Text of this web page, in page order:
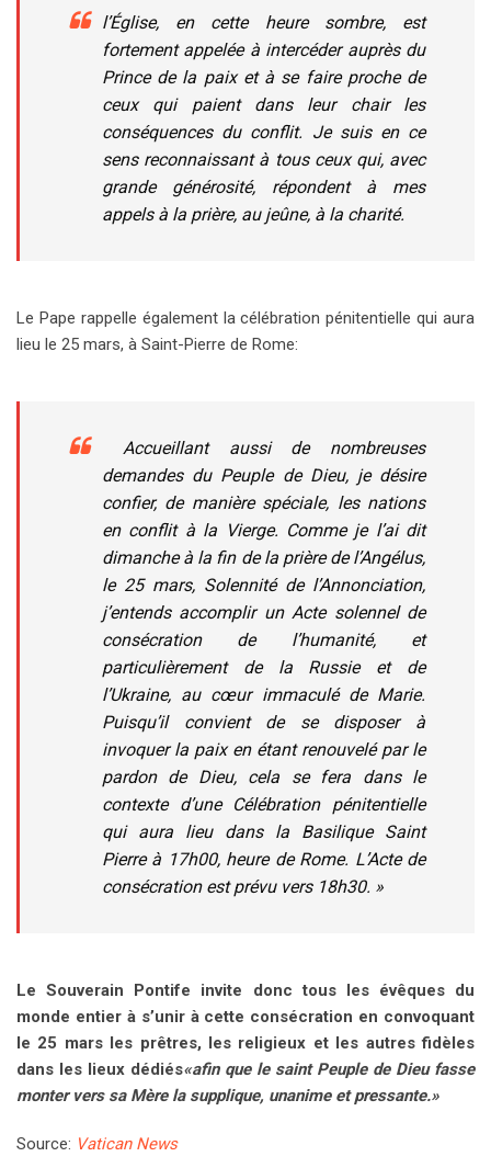
l’Église, en cette heure sombre, est
fortement appelée à intercéder auprès du
Prince de la paix et à se faire proche de
ceux qui paient dans leur chair les
conséquences du conflit. Je suis en ce
sens reconnaissant à tous ceux qui, avec
grande générosité, répondent à mes
appels à la prière, au jeûne, à la charité.
Le Pape rappelle également la célébration pénitentielle qui aura
lieu le 25 mars, à Saint-Pierre de Rome:
Accueillant aussi de nombreuses
demandes du Peuple de Dieu, je désire
confier, de manière spéciale, les nations
en conflit à la Vierge. Comme je l’ai dit
dimanche à la fin de la prière de l’Angélus,
le 25 mars, Solennité de l’Annonciation,
j’entends accomplir un Acte solennel de
consécration de l’humanité, et
particulièrement de la Russie et de
l’Ukraine, au cœur immaculé de Marie.
Puisqu’il convient de se disposer à
invoquer la paix en étant renouvelé par le
pardon de Dieu, cela se fera dans le
contexte d’une Célébration pénitentielle
qui aura lieu dans la Basilique Saint
Pierre à 17h00, heure de Rome. L’Acte de
consécration est prévu vers 18h30. »
Le Souverain Pontife invite donc tous les évêques du
monde entier à s’unir à cette consécration en convoquant
le 25 mars les prêtres, les religieux et les autres fidèles
dans les lieux dédiés«afin que le saint Peuple de Dieu fasse
monter vers sa Mère la supplique, unanime et pressante.»
Source: Vatican News